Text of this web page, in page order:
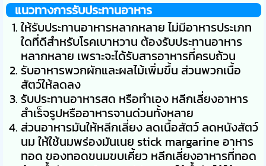
แนวทางการรับประทานอาหาร
ให้รับประทานอาหารหลากหลาย ไม่มีอาหารประเภท
ใดที่ดีสำหรับโรคเบาหวาน ต้องรับประทานอาหาร
หลากหลาย เพราะจะได้รับสารอาหารที่ครบถ้วน
รับอาหารพวกผักและผลไม้เพิ่มขึ้น ส่วนพวกเนื้อ
สัตว์ให้ลดลง
รับประทานอาหารสด หรือทำเอง หลีกเลี่ยงอาหาร
สำเร็จรูปหรืออาหารจานด่วนทั้งหลาย
ส่วนอาหารมันให้หลีกเลี่ยง ลดเนื้อสัตว์ ลดหนังสัตว์
นม ให้ใช้นมพร่องมันเนย stick margarine อาหาร
ทอด ของทอดขนมขบเคี้ยว หลีกเลี่ยงอาหารที่ทอด